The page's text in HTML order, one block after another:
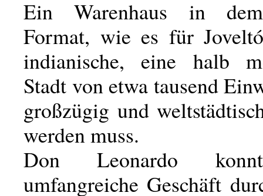
Ein Warenhaus in
Format, wie es für
indianische, eine halb
Stadt von etwa tausend
großzügig und
werden muss.
Don Leonardo
umfangreiche Geschäft